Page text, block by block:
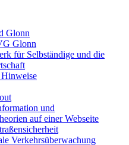
Glonn
Glonn
für Selbständige und die
Hinweise
und
auf einer Webseite
Verkehrsüberwachung